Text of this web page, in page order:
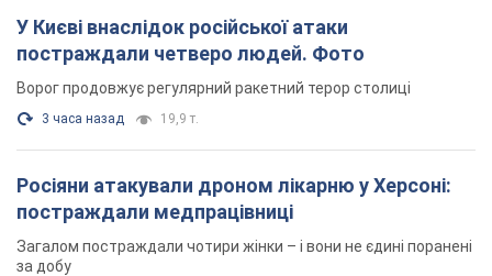
У Києві внаслідок російської атаки
постраждали четверо людей. Фото
Ворог продовжує регулярний ракетний терор столиці
3 часа назад 19,9 т.
Росіяни атакували дроном лікарню у Херсоні:
постраждали медпрацівниці
Загалом постраждали чотири жінки – і вони не єдині поранені
за добу